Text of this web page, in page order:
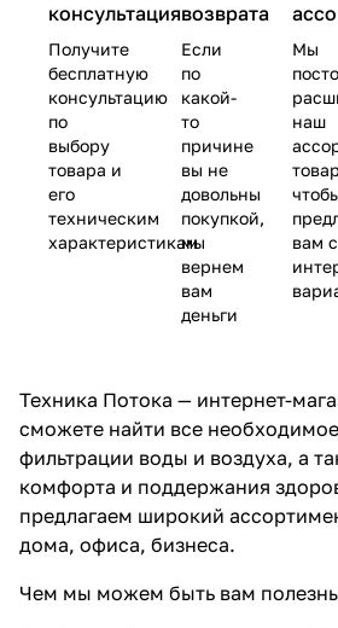
консультация
Получите
бесплатную
консультацию
по
выбору
товара и
его
техническим
характеристикам
возврата
Если
по
какой-
то
причине
вы не
довольны
покупкой,
мы
вернем
вам
деньги
Мы
наш
вам
Техника Потока — интернет-
сможете найти все
фильтрации воды и воздуха, а
комфорта и поддержания
предлагаем широкий
дома, офиса, бизнеса.
Чем мы можем быть вам